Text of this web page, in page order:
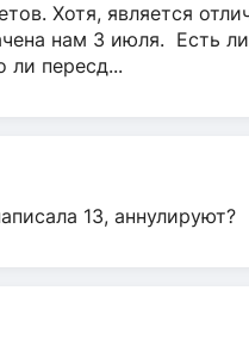
Хотя, является
нам 3 июля. Есть
ли пересд...
13, аннулируют?